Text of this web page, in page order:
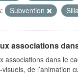
Subvention
associations
associations dans le
de l’animation